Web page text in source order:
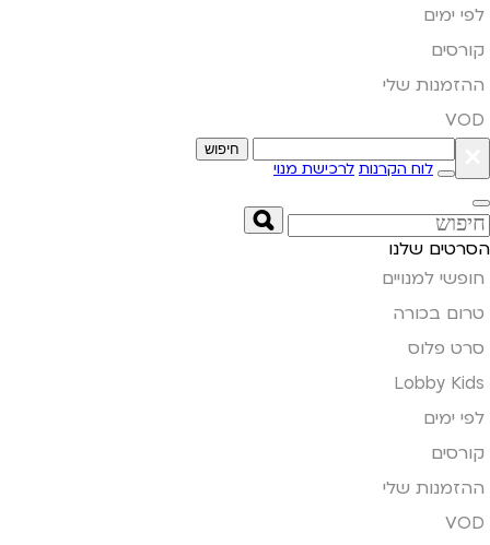
לפי ימים
קורסים
ההזמנות שלי
VOD
חיפוש
לוח הקרנות לרכישת מנוי
הסרטים שלנו
חופשי למנויים
טרום בכורה
סרט פלוס
Lobby Kids
לפי ימים
קורסים
ההזמנות שלי
VOD